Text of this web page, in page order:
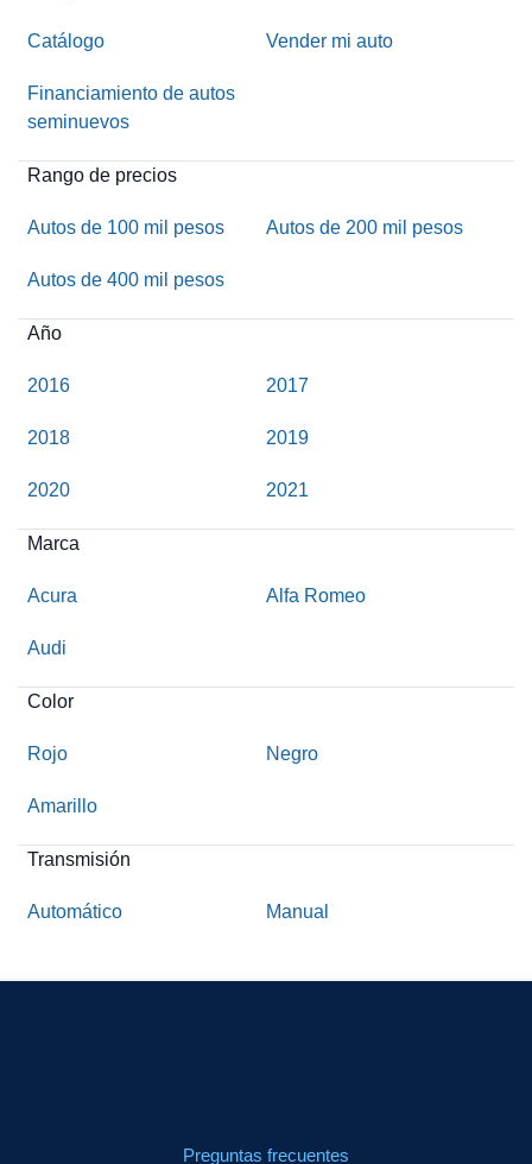
Catálogo Vender mi auto
Financiamiento de autos
seminuevos
Rango de precios
Autos de 100 mil pesos Autos de 200 mil pesos
Autos de 400 mil pesos
Año
2016 2017
2018 2019
2020 2021
Marca
Acura Alfa Romeo
Audi
Color
Rojo Negro
Amarillo
Transmisión
Automático Manual
Preguntas frecuentes